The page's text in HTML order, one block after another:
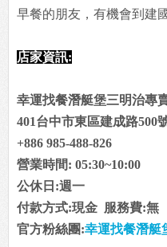
早餐的朋友，有機會到建
店家資訊:
幸運找餐潛艇堡三明治專
401台中市東區建成路500
+886 985-488-826
營業時間: 05:30~10:00
公休日:週一
付款方式:現金 服務費:無
官方粉絲團:幸運找餐潛艇